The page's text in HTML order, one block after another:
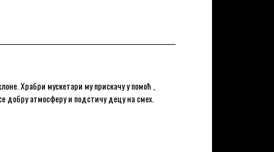
Храбри мускетари му прискачу у помоћ ,
добру атмосферу и подстичу децу на смех.